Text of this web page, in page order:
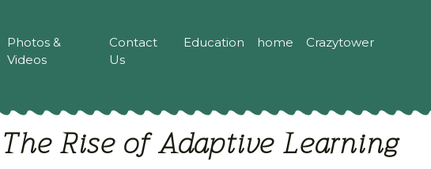
Photos &
Videos
Contact
Us
Education home Crazytower
Rise of Adaptive Learning